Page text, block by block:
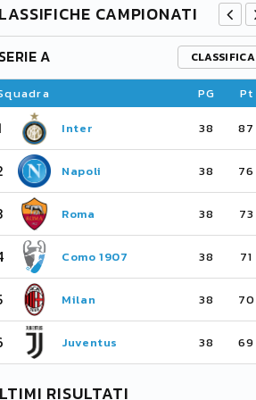
CAMPIONATI
SERIE A CLASSIFICA
PG Pt
Inter 38 87
Napoli 38 76
Roma 38 73
Como 1907 38 71
Milan 38 70
Juventus 38 69
RISULTATI